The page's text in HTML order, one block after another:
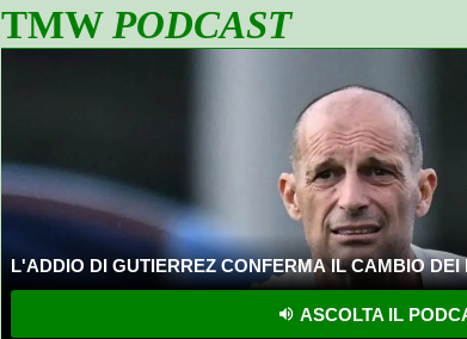
TMWPODCAST
L'ADDIO DI GUTIERREZ CONFERMA IL CAMBIO
ASCOLTA IL